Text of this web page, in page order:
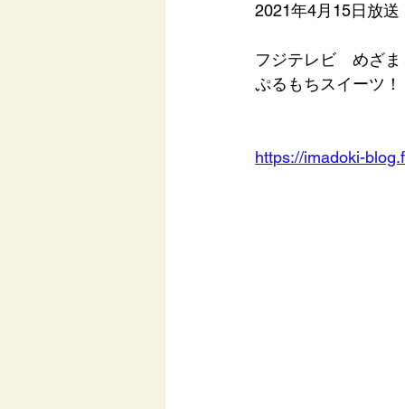
2021年4月15日放送
フジテレビ　めざ
ぷるもちスイーツ！
https://imadoki-